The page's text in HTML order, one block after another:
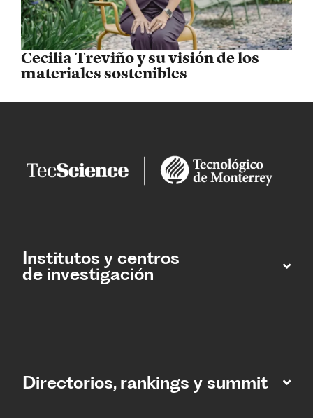
Cecilia Treviño y su visión de los
materiales sostenibles
Institutos y centros
de investigación
Directorios, rankings y summit